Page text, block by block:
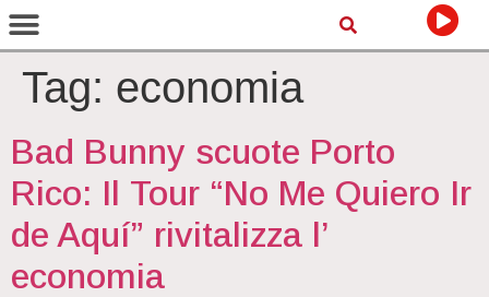
Tag: economia
Bad Bunny scuote Porto
Rico: Il Tour “No Me Quiero Ir
de Aquí” rivitalizza l’
economia